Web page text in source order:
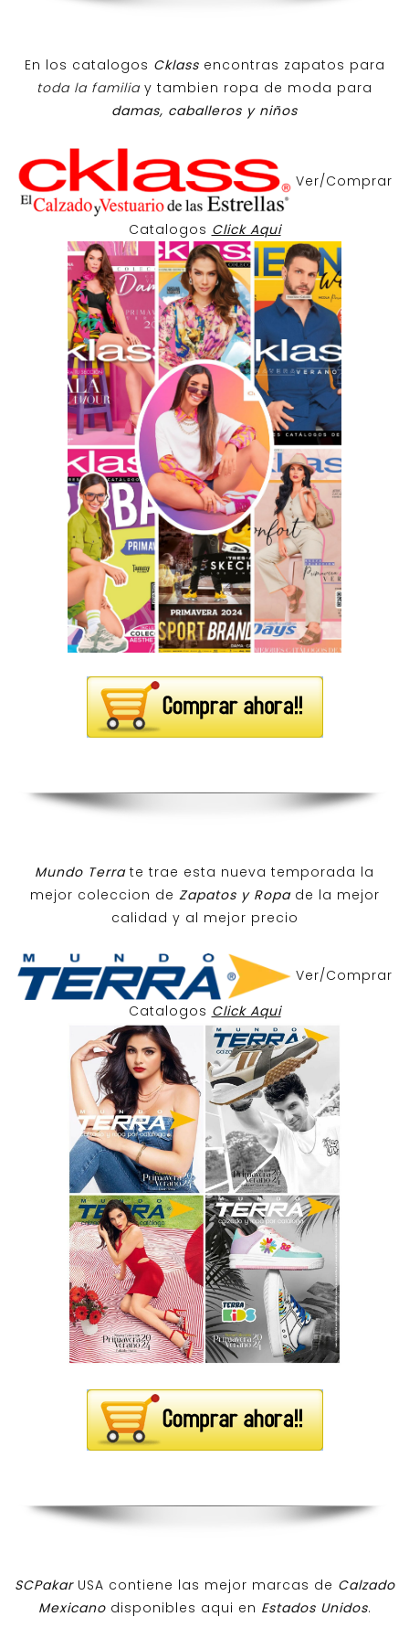
En los catalogos Cklass encontras zapatos para
toda la familiay tambien ropa de moda para
damas, caballeros y niños
Ver/Comprar
Catalogos Click Aqui
Mundo Terra te trae esta nueva temporada la
mejor coleccion de Zapatos y Ropa de la mejor
calidad y al mejor precio
Ver/Comprar
Catalogos Click Aqui
SCPakar USA contiene las mejor marcas de Calzado
Mexicanodisponibles aqui en Estados Unidos.